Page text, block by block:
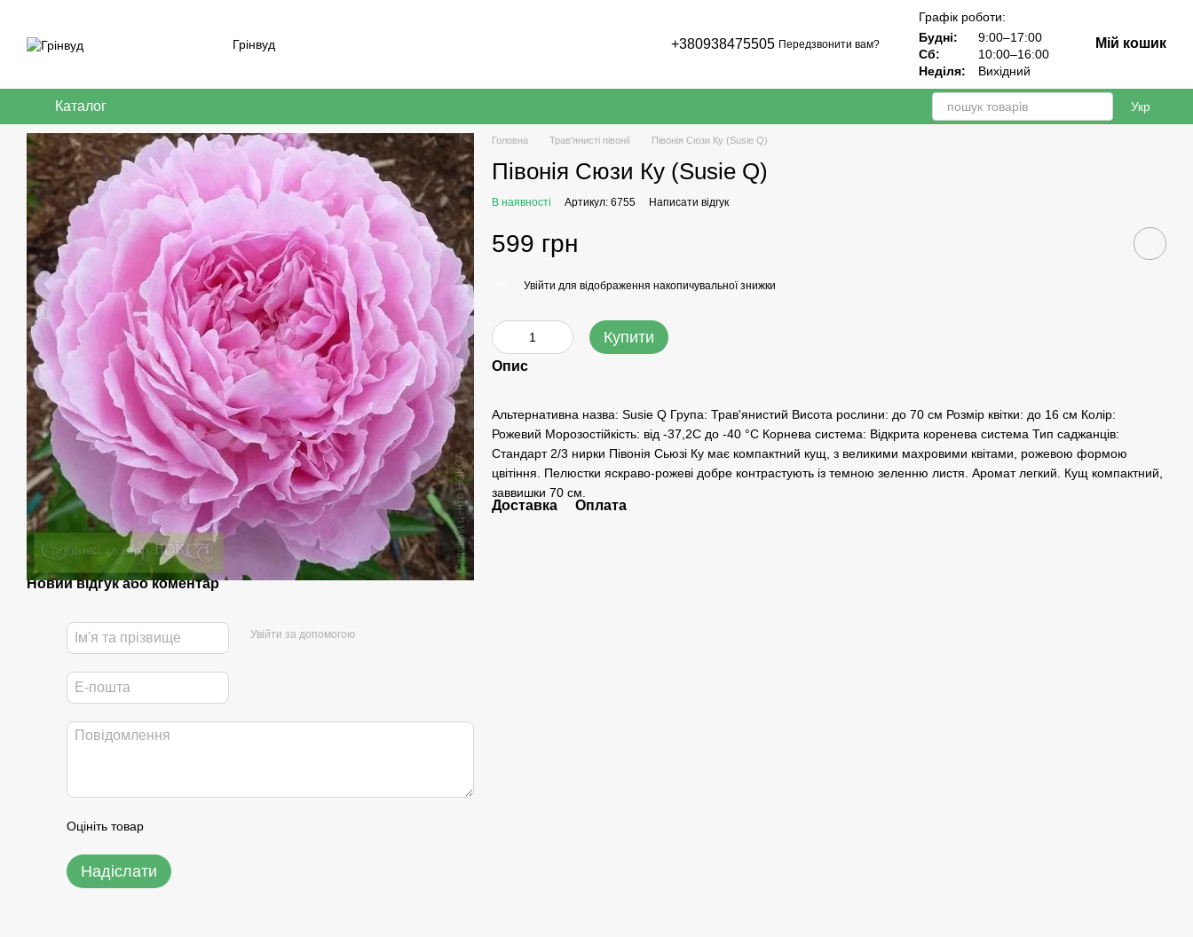
Грінвуд +380938475505 Передзвонити вам?
Графік роботи:
Будні:
9:00–17:00
Сб:
10:00–16:00
Неділя:
Вихідний
Мій кошик
Каталог Укр
Новий відгук або коментар
Увійти за допомогою
Оцініть товар
Надіслати
Головна Трав'янисті півонії Півонія Сюзи Ку (Susie Q)
Півонія Сюзи Ку (Susie Q)
В наявності Артикул: 6755 Написати відгук
599 грн
Увійти для відображення накопичувальної знижки
Купити
Опис
Альтернативна назва: Susie Q Група: Трав'янистий Висота рослини: до 70 см Розмір квітки: до 16 см Колір:
Рожевий Морозостійкість: від -37,2С до -40 °C Корнева система: Відкрита коренева система Тип саджанців:
Стандарт 2/3 нирки Півонія Сьюзі Ку має компактний кущ, з великими махровими квітами, рожевою формою
цвітіння. Пелюстки яскраво-рожеві добре контрастують із темною зеленню листя. Аромат легкий. Кущ компактний,
заввишки 70 см.
Доставка Оплата